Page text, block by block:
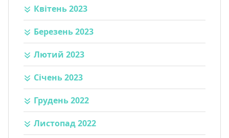
Квітень 2023
Березень 2023
Лютий 2023
Січень 2023
Грудень 2022
Листопад 2022